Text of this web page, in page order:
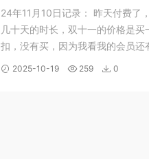
24年11月10日记录： 昨天付费了
几十天的时长，双十一的价格是
扣，没有买，因为我看我的会员
买。 ZB主题、CH主题，我对这
2025-10-19 259 0